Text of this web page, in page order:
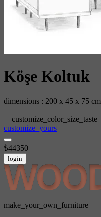
Köşe Koltuk
dimensions : 200 x 45 x 75 cm
customize_color_size_taste
customize_yours
₺44350
login
make_your_own_furniture